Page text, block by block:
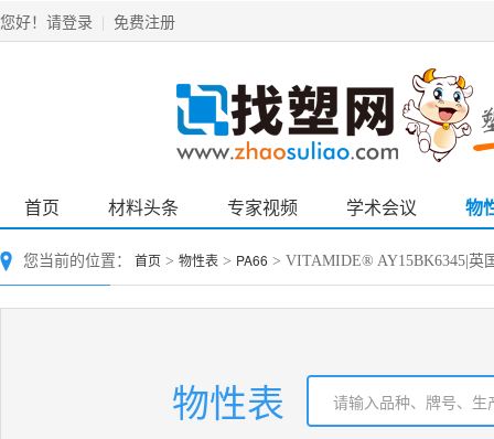
您好！ 请登录 免费注册
首页 材料头条 专家视频 学术会议 物
您当前的位置： 首页 > 物性表 > PA66 > VITAMIDE® AY15BK6345|英
物性表